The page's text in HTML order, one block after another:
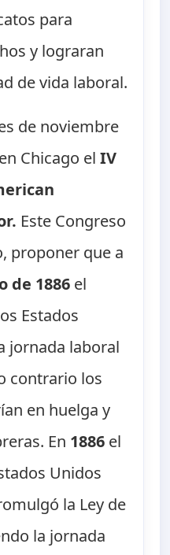
para
y lograran
de vida laboral.
de noviembre
Chicago elIV
Este Congreso
proponer que a
de 1886 el
Estados
jornada laboral
contrario los
en huelga y
En 1886 el
Unidos
la Ley de
la jornada